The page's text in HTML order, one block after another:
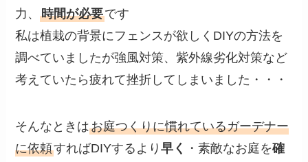
力、時間が必要です
私は植栽の背景にフェンスが欲しくDIYの方法を
調べていましたが強風対策、紫外線劣化対策など
考えていたら疲れて挫折してしまいました・・・
そんなときはお庭つくりに慣れているガーデナー
に依頼すればDIYするより早く ・素敵なお庭を確